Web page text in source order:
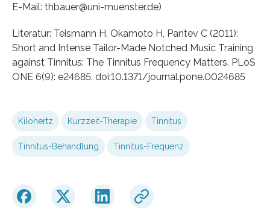
E-Mail: thbauer@uni-muenster.de)
Literatur: Teismann H, Okamoto H, Pantev C (2011):
Short and Intense Tailor-Made Notched Music Training
against Tinnitus: The Tinnitus Frequency Matters. PLoS
ONE 6(9): e24685. doi:10.1371/journal.pone.0024685
Kilohertz Kurzzeit-Therapie Tinnitus
Tinnitus-Behandlung Tinnitus-Frequenz